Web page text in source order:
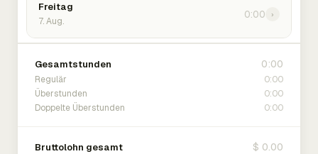
Freitag
7. Aug.
0:00 ›
Gesamtstunden 0:00
Regulär 0:00
Überstunden 0:00
Doppelte Überstunden 0:00
Bruttolohn gesamt $ 0.00